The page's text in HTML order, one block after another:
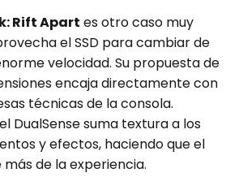
Rift Apart es otro caso muy
el SSD para cambiar de
velocidad. Su propuesta de
encaja directamente con
técnicas de la consola.
DualSense suma textura a los
y efectos, haciendo que el
de la experiencia.